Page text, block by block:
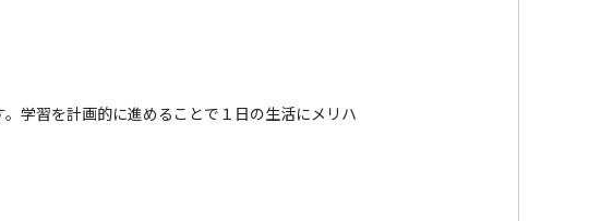
学習を計画的に進めることで１日の生活にメリハ